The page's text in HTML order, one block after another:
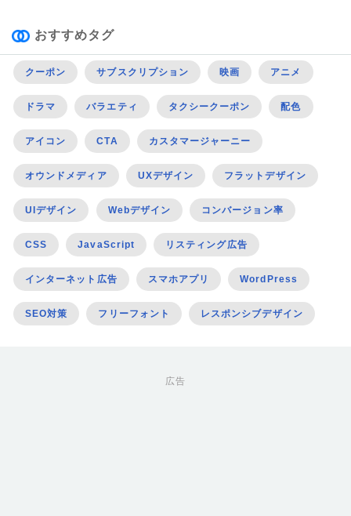
おすすめタグ
クーポン サブスクリプション 映画 アニメ
ドラマ バラエティ タクシークーポン 配色
アイコン CTA カスタマージャーニー
オウンドメディア UXデザイン フラットデザイン
UIデザイン Webデザイン コンバージョン率
CSS JavaScript リスティング広告
インターネット広告 スマホアプリ WordPress
SEO対策 フリーフォント レスポンシブデザイン
広告